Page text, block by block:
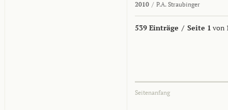
2010 / P.A. Straubinger
539 Einträge / Seite 1 von
Seitenanfang